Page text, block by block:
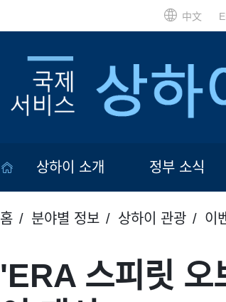
中文
상하이 소개 정부 소식
홈 분야별 정보 상하이 관광 이
'ERA 스피릿 오